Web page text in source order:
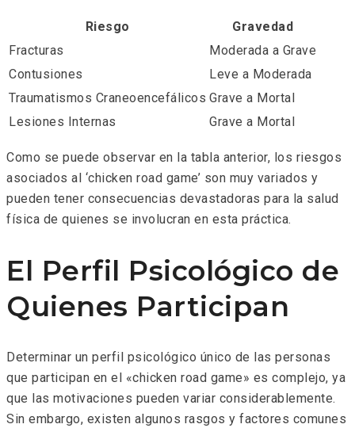
Riesgo
Gravedad
Fracturas
Moderada a Grave
Contusiones
Leve a Moderada
Traumatismos Craneoencefálicos Grave a Mortal
Lesiones Internas
Grave a Mortal
Como se puede observar en la tabla anterior, los riesgos
asociados al ‘chicken road game’ son muy variados y
pueden tener consecuencias devastadoras para la salud
física de quienes se involucran en esta práctica.
El Perfil Psicológico de
Quienes Participan
Determinar un perfil psicológico único de las personas
que participan en el «chicken road game» es complejo, ya
que las motivaciones pueden variar considerablemente.
Sin embargo, existen algunos rasgos y factores comunes